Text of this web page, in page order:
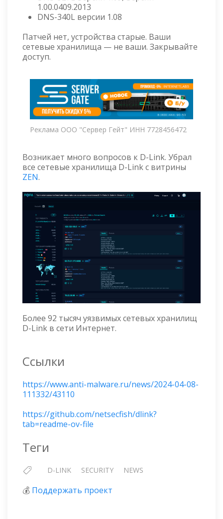
1.00.0409.2013
DNS-340L версии 1.08
Патчей нет, устройства старые. Ваши
сетевые хранилища — не ваши. Закрывайте
доступ.
Реклама ООО "Сервер Гейт" ИНН 7728456472
Возникает много вопросов к D-Link. Убрал
все сетевые хранилища D-Link с витрины
ZEN.
Более 92 тысяч уязвимых сетевых хранилищ
D-Link в сети Интернет.
Ссылки
https://www.anti-malware.ru/news/2024-04-08-
111332/43110
https://github.com/netsecfish/dlink?
tab=readme-ov-file
Теги
D-LINK SECURITY NEWS
💰 Поддержать проект